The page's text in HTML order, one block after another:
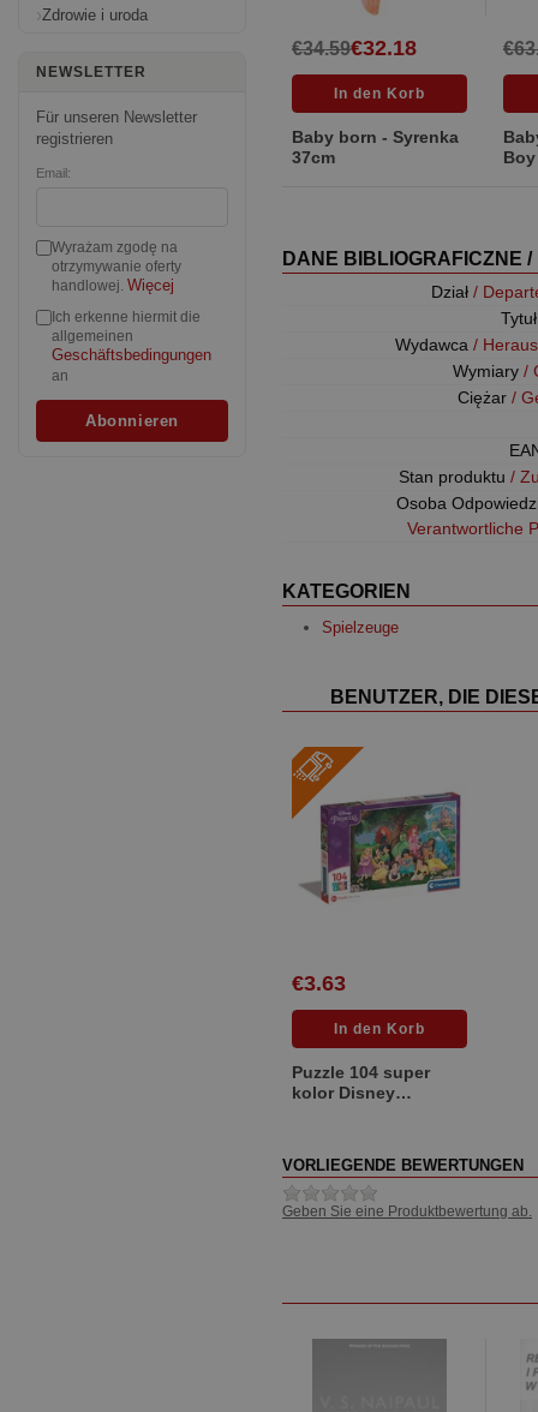
Zdrowie i uroda
NEWSLETTER
Für unseren Newsletter
registrieren
Email:
Wyrażam zgodę na
otrzymywanie oferty
handlowej. Więcej
Ich erkenne hiermit die
allgemeinen
Geschäftsbedingungen
an
€32.18
€34.59
Baby born - Syrenka
37cm
DANE BIBLIOGRAFICZNE
Dział /
Wydawca /
Wymiary /
Ciężar /
Stan produktu /
Osoba
Verantwortliche
KATEGORIEN
Spielzeuge
BENUTZER, DIE
€3.63
Puzzle 104 super
kolor Disney
VORLIEGENDE BEWERTUNGEN
Geben Sie eine Produktbewertung ab.